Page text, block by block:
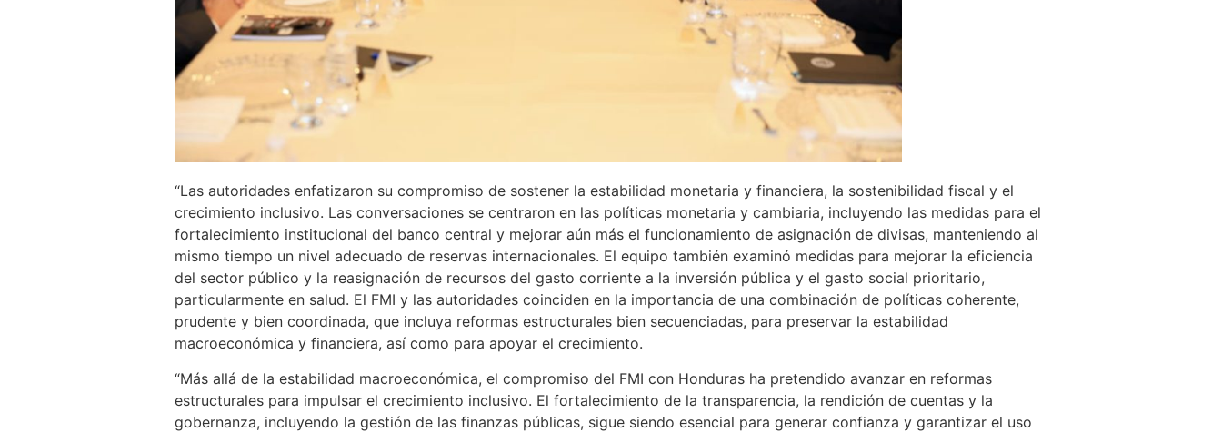
“Las autoridades enfatizaron su compromiso de sostener la estabilidad monetaria y financiera, la sostenibilidad fiscal y el
crecimiento inclusivo. Las conversaciones se centraron en las políticas monetaria y cambiaria, incluyendo las medidas para el
fortalecimiento institucional del banco central y mejorar aún más el funcionamiento de asignación de divisas, manteniendo al
mismo tiempo un nivel adecuado de reservas internacionales. El equipo también examinó medidas para mejorar la eficiencia
del sector público y la reasignación de recursos del gasto corriente a la inversión pública y el gasto social prioritario,
particularmente en salud. El FMI y las autoridades coinciden en la importancia de una combinación de políticas coherente,
prudente y bien coordinada, que incluya reformas estructurales bien secuenciadas, para preservar la estabilidad
macroeconómica y financiera, así como para apoyar el crecimiento.
“Más allá de la estabilidad macroeconómica, el compromiso del FMI con Honduras ha pretendido avanzar en reformas
estructurales para impulsar el crecimiento inclusivo. El fortalecimiento de la transparencia, la rendición de cuentas y la
gobernanza, incluyendo la gestión de las finanzas públicas, sigue siendo esencial para generar confianza y garantizar el uso